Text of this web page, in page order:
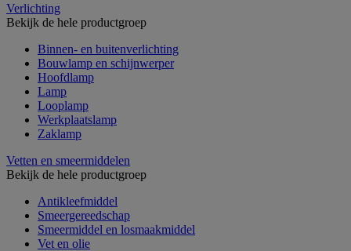
Verlichting
Bekijk de hele productgroep
Binnen- en buitenverlichting
Bouwlamp en schijnwerper
Hoofdlamp
Lamp
Looplamp
Werkplaatslamp
Zaklamp
Vetten en smeermiddelen
Bekijk de hele productgroep
Antikleefmiddel
Smeergereedschap
Smeermiddel en losmaakmiddel
Vet en olie